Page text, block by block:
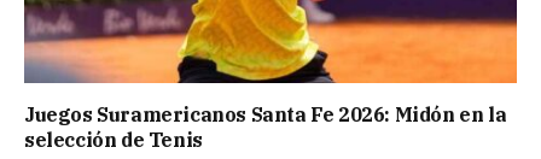
Juegos Suramericanos Santa Fe 2026: Midón en la
selección de Tenis